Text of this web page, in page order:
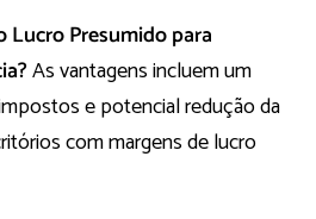
Lucro Presumido para
As vantagens incluem um
e potencial redução da
com margens de lucro